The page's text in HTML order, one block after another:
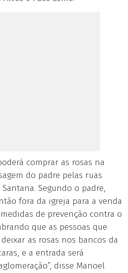
comprar as rosas na
do padre pelas ruas
Segundo o padre,
fora da igreja para a venda
de prevenção contra o
que as pessoas que
as rosas nos bancos da
e a entrada será
disse Manoel